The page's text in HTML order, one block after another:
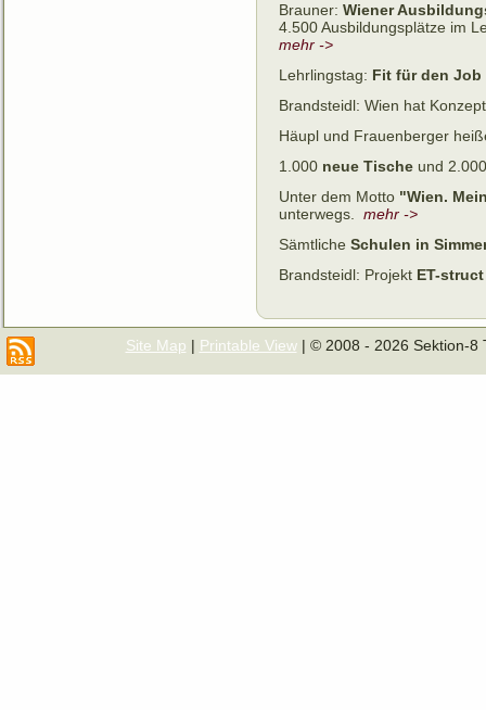
Brauner: Wiener
4.500 Ausbildungsplätze im
mehr ->
Lehrlingstag: Fit für den
Brandsteidl: Wien hat
Häupl und Frauenberger
1.000 neue Tische und
Unter dem Motto "Wien.
unterwegs. mehr ->
Sämtliche Schulen in
Brandsteidl: Projekt ET-
Site Map | Printable View| © 2008 - 2026 Sektion-8